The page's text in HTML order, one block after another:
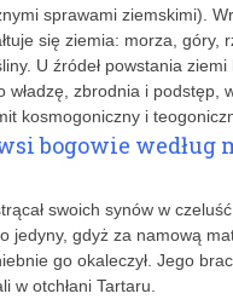
sprawami ziemskimi).
się ziemia: morza, góry,
U źródeł powstania ziemi
władzę, zbrodnia i podstęp,
kosmogoniczny i
bogowie według
swoich synów w
jedyny, gdyż za namową
go okaleczył. Jego
w otchłani Tartaru.